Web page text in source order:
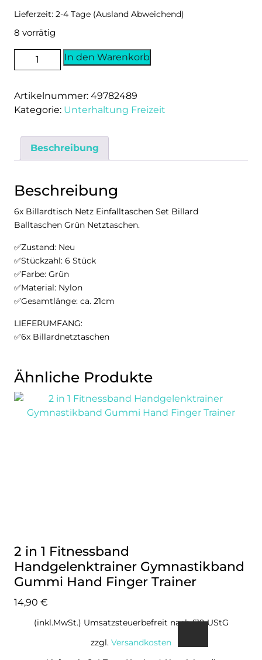
Lieferzeit: 2-4 Tage (Ausland Abweichend)
8 vorrätig
Billardtisch
Einfalltaschen
Set
Balltaschen
Grün
In den Warenkorb
Artikelnummer: 49782489
Kategorie: Unterhaltung Freizeit
Beschreibung
Beschreibung
6x Billardtisch Netz Einfalltaschen Set Billard
Balltaschen Grün Netztaschen.
✅Zustand: Neu
✅Stückzahl: 6 Stück
✅Farbe: Grün
✅Material: Nylon
✅Gesamtlänge: ca. 21cm
LIEFERUMFANG:
✅6x Billardnetztaschen
Ähnliche Produkte
2 in 1 Fitnessband
Handgelenktrainer Gymnastikband
Gummi Hand Finger Trainer
14,90 €
(inkl.MwSt.) Umsatzsteuerbefreit nach §19 UStG
zzgl. Versandkosten